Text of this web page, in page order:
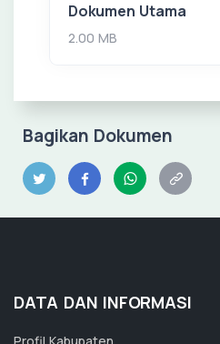
Dokumen Utama
2.00 MB
Bagikan Dokumen
DATA DAN INFORMASI